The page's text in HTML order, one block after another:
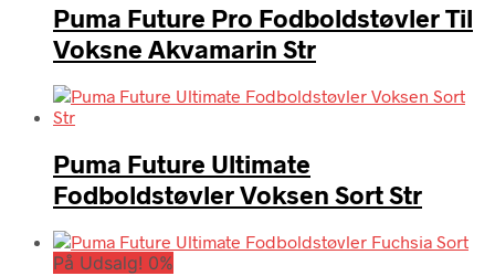
Puma Future Pro Fodboldstøvler Til
Voksne Akvamarin Str
Puma Future Ultimate
Fodboldstøvler Voksen Sort Str
På Udsalg! 0%